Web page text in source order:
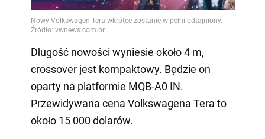
Długość nowości wyniesie około 4 m,
crossover jest kompaktowy. Będzie on
oparty na platformie MQB-A0 IN.
Przewidywana cena Volkswagena Tera to
około 15 000 dolarów.